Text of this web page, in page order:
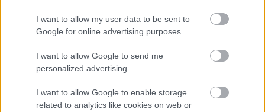
I want to allow my user data to be sent to
Google for online advertising purposes.
I want to allow Google to send me
personalized advertising.
I want to allow Google to enable storage
related to analytics like cookies on web or